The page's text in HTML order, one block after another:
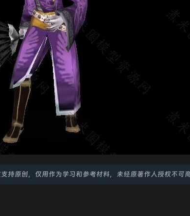
持原创，仅用作为学习和参考材料，未经原著作人授权不可